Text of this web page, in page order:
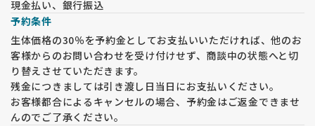
現金払い、銀行振込
予約条件
生体価格の30％を予約金としてお支払いいただければ、他のお
客様からのお問い合わせを受け付けせず、商談中の状態へと切
り替えさせていただきます。
残金につきましては引き渡し日当日にお支払いください。
お客様都合によるキャンセルの場合、予約金はご返金できませ
んのでご了承ください。